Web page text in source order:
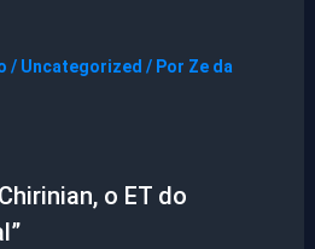
/ Uncategorized / Por Ze da
o ET do